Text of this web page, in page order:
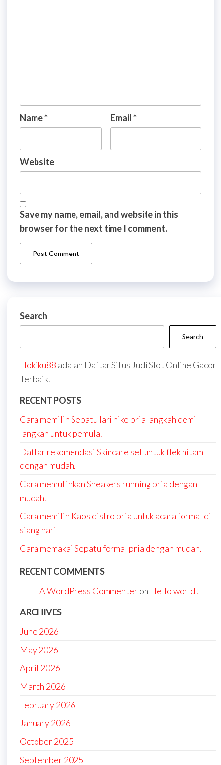
Name* Email*
Website
Save my name, email, and website in this
browser for the next time I comment.
Search
Search
Hokiku88 adalah Daftar Situs Judi Slot Online Gacor
Terbaik.
RECENT POSTS
Cara memilih Sepatu lari nike pria langkah demi
langkah untuk pemula.
Daftar rekomendasi Skincare set untuk flek hitam
dengan mudah.
Cara memutihkan Sneakers running pria dengan
mudah.
Cara memilih Kaos distro pria untuk acara formal di
siang hari
Cara memakai Sepatu formal pria dengan mudah.
RECENT COMMENTS
A WordPress Commenteron Hello world!
ARCHIVES
June 2026
May 2026
April 2026
March 2026
February 2026
January 2026
October 2025
September 2025